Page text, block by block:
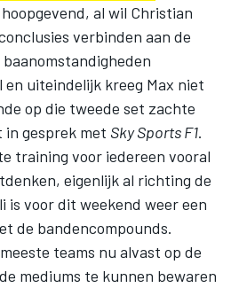
al wil Christian
verbinden aan de
uiteindelijk kreeg Max niet
op die tweede set zachte
gesprek met Sky Sports F1.
training voor iedereen vooral
eigenlijk al richting de
is voor dit weekend weer een
de bandencompounds.
teams nu alvast op de
mediums te kunnen bewaren